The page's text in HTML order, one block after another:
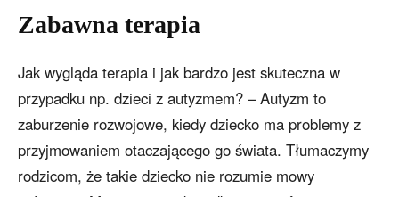
Zabawna terapia
Jak wygląda terapia i jak bardzo jest skuteczna w
przypadku np. dzieci z autyzmem? – Autyzm to
zaburzenie rozwojowe, kiedy dziecko ma problemy z
przyjmowaniem otaczającego go świata. Tłumaczymy
rodzicom, że takie dziecko nie rozumie mowy